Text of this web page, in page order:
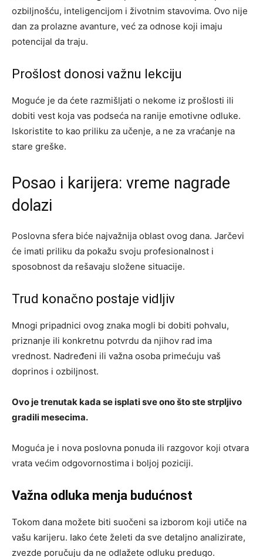
ozbiljnošću, inteligencijom i životnim stavovima. Ovo nije
dan za prolazne avanture, već za odnose koji imaju
potencijal da traju.
Prošlost donosi važnu lekciju
Moguće je da ćete razmišljati o nekome iz prošlosti ili
dobiti vest koja vas podseća na ranije emotivne odluke.
Iskoristite to kao priliku za učenje, a ne za vraćanje na
stare greške.
Posao i karijera: vreme nagrade
dolazi
Poslovna sfera biće najvažnija oblast ovog dana. Jarčevi
će imati priliku da pokažu svoju profesionalnost i
sposobnost da rešavaju složene situacije.
Trud konačno postaje vidljiv
Mnogi pripadnici ovog znaka mogli bi dobiti pohvalu,
priznanje ili konkretnu potvrdu da njihov rad ima
vrednost. Nadređeni ili važna osoba primećuju vaš
doprinos i ozbiljnost.
Ovo je trenutak kada se isplati sve ono što ste strpljivo
gradili mesecima.
Moguća je i nova poslovna ponuda ili razgovor koji otvara
vrata većim odgovornostima i boljoj poziciji.
Važna odluka menja budućnost
Tokom dana možete biti suočeni sa izborom koji utiče na
vašu karijeru. Iako ćete želeti da sve detaljno analizirate,
zvezde poručuju da ne odlažete odluku predugo.